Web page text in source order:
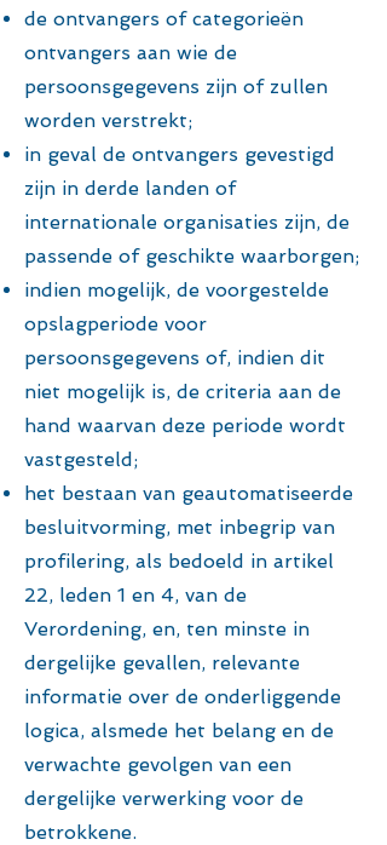
de ontvangers of categorieën
ontvangers aan wie de
persoonsgegevens zijn of zullen
worden verstrekt;
in geval de ontvangers gevestigd
zijn in derde landen of
internationale organisaties zijn, de
passende of geschikte waarborgen;
indien mogelijk, de voorgestelde
opslagperiode voor
persoonsgegevens of, indien dit
niet mogelijk is, de criteria aan de
hand waarvan deze periode wordt
vastgesteld;
het bestaan van geautomatiseerde
besluitvorming, met inbegrip van
profilering, als bedoeld in artikel
22, leden 1 en 4, van de
Verordening, en, ten minste in
dergelijke gevallen, relevante
informatie over de onderliggende
logica, alsmede het belang en de
verwachte gevolgen van een
dergelijke verwerking voor de
betrokkene.